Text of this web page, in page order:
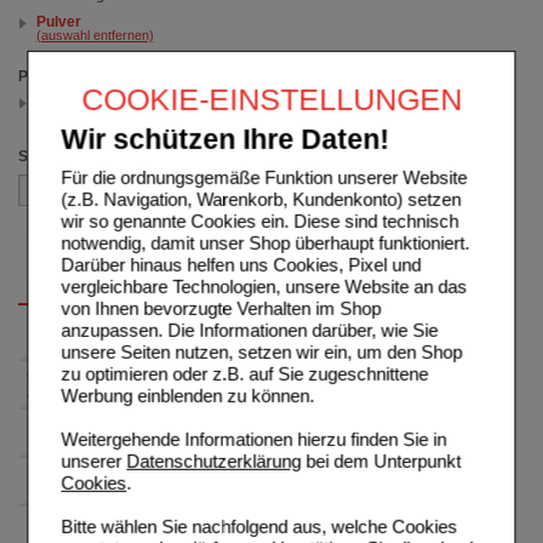
COOKIE-EINSTELLUNGEN
Wir schützen Ihre Daten!
Für die ordnungsgemäße Funktion unserer Website
(z.B. Navigation, Warenkorb, Kundenkonto) setzen
wir so genannte Cookies ein. Diese sind technisch
notwendig, damit unser Shop überhaupt funktioniert.
Darüber hinaus helfen uns Cookies, Pixel und
vergleichbare Technologien, unsere Website an das
von Ihnen bevorzugte Verhalten im Shop
anzupassen. Die Informationen darüber, wie Sie
unsere Seiten nutzen, setzen wir ein, um den Shop
zu optimieren oder z.B. auf Sie zugeschnittene
Werbung einblenden zu können.
Weitergehende Informationen hierzu finden Sie in
unserer Datenschutzerklärungbei dem Unterpunkt
Cookies.
Bitte wählen Sie nachfolgend aus, welche Cookies
Pulver
(auswahl entfernen)
Packungsgröße
15X2.47 g
Sortieren nach